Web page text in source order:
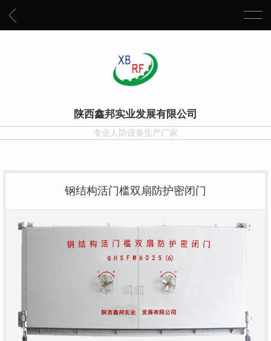
陕西鑫邦实业发展有限公司
专业人防设备生产厂家
钢结构活门槛双扇防护密闭门